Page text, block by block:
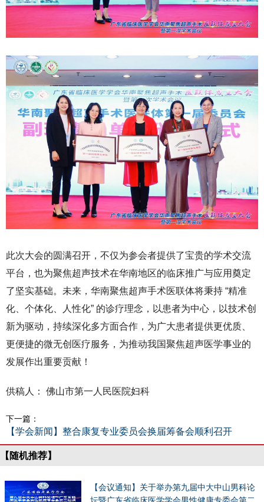
此次大会的圆满召开，不仅为参会者提供了宝贵的学术交流
平台，也为聚焦超声技术在华南地区的临床推广与应用奠定
了坚实基础。未来，华南聚焦超声手术医联体将秉持 “精准
化、个体化、人性化” 的诊疗理念，以患者为中心，以技术创
新为驱动，持续深化多方面合作，为广大患者提供更优质、
更便捷的微无创医疗服务，为推动我国聚焦超声医学事业的
发展作出重要贡献！
供稿人： 佛山市第一人民医院妇科
下一篇：
【学会新闻】整合康复专业委员会换届筹备会顺利召开
【随机推荐】
【会议通知】关于举办第九届中大中山男科论